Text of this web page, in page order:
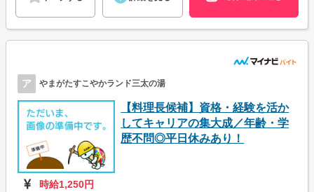
ア やまがたすこやかランド三太の湯
【料理長候補】資格・経験を活か
してキャリアの集大成／年齢・学
歴不問◎平日休みあり！
時給1,250円